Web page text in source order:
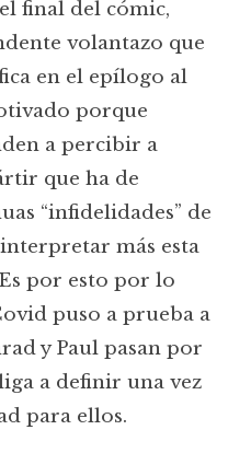
final del cómic,
volantazo que
en el epílogo al
porque
a percibir a
que ha de
“infidelidades” de
más esta
por esto por lo
puso a prueba a
y Paul pasan por
a definir una vez
para ellos.